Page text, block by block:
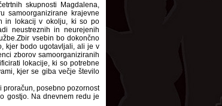
skupnosti Magdalena,
samoorganizirane krajevne
in lokacij v okolju, ki so po
neustreznih in neurejenih
vsebin bo dokončno
kjer bodo ugotavljali, ali je v
zborov samoorganiziranih
lokacije, ki so potrebne
kjer se giba večje število
proračun, posebno pozornost
gostjo. Na dnevnem redu je